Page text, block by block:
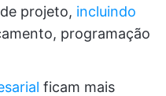
projeto, incluindo
programação
ficam mais